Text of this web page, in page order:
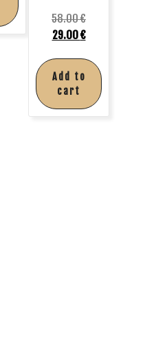
58.00€
29.00€
Add to
cart